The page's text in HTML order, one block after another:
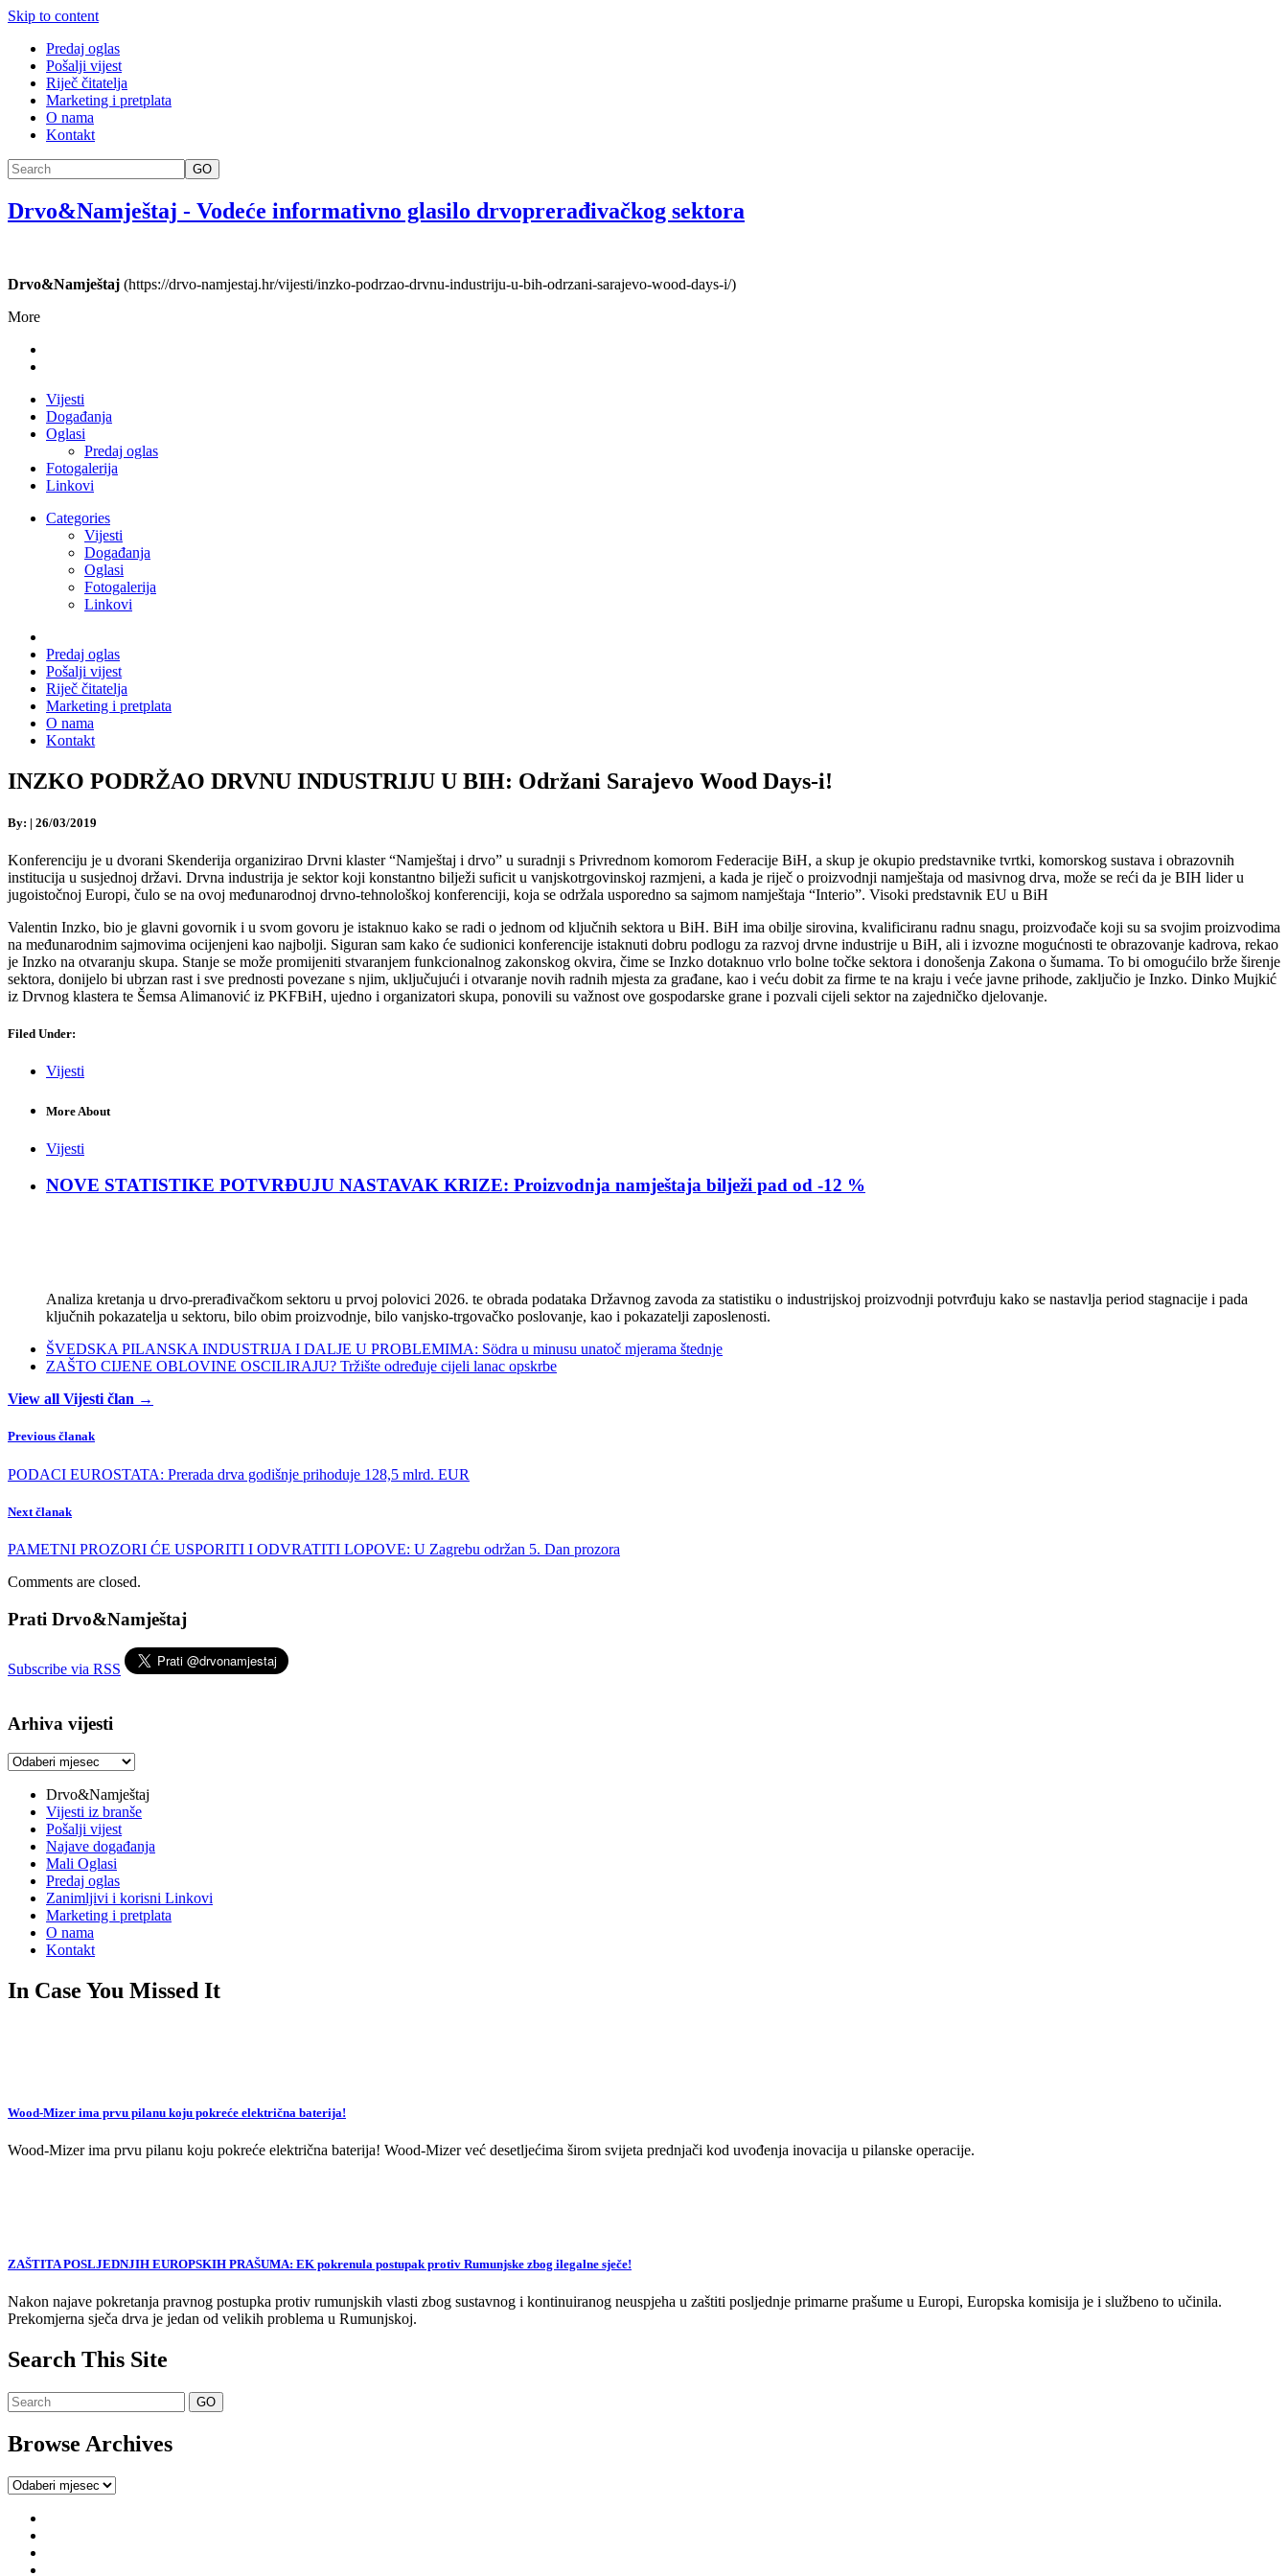
Skip to content
Predaj oglas
Pošalji vijest
Riječ čitatelja
Marketing i pretplata
O nama
Kontakt
GO
Drvo&Namještaj - Vodeće informativno glasilo drvoprerađivačkog sektora
Drvo&Namještaj (https://drvo-namjestaj.hr/vijesti/inzko-podrzao-drvnu-industriju-u-bih-odrzani-sarajevo-wood-days-i/)
More
Vijesti
Događanja
Oglasi
Predaj oglas
Fotogalerija
Linkovi
Categories
Vijesti
Događanja
Oglasi
Fotogalerija
Linkovi
Predaj oglas
Pošalji vijest
Riječ čitatelja
Marketing i pretplata
O nama
Kontakt
INZKO PODRŽAO DRVNU INDUSTRIJU U BIH: Održani Sarajevo Wood Days-i!
By: | 26/03/2019
Konferenciju je u dvorani Skenderija organizirao Drvni klaster “Namještaj i drvo” u suradnji s Privrednom komorom Federacije BiH, a skup je okupio predstavnike tvrtki, komorskog sustava i obrazovnih
institucija u susjednoj državi. Drvna industrija je sektor koji konstantno bilježi suficit u vanjskotrgovinskoj razmjeni, a kada je riječ o proizvodnji namještaja od masivnog drva, može se reći da je BIH lider u
jugoistočnoj Europi, čulo se na ovoj međunarodnoj drvno-tehnološkoj konferenciji, koja se održala usporedno sa sajmom namještaja “Interio”. Visoki predstavnik EU u BiH
Valentin Inzko, bio je glavni govornik i u svom govoru je istaknuo kako se radi o jednom od ključnih sektora u BiH. BiH ima obilje sirovina, kvalificiranu radnu snagu, proizvođače koji su sa svojim proizvodima
na međunarodnim sajmovima ocijenjeni kao najbolji. Siguran sam kako će sudionici konferencije istaknuti dobru podlogu za razvoj drvne industrije u BiH, ali i izvozne mogućnosti te obrazovanje kadrova, rekao
je Inzko na otvaranju skupa. Stanje se može promijeniti stvaranjem funkcionalnog zakonskog okvira, čime se Inzko dotaknuo vrlo bolne točke sektora i donošenja Zakona o šumama. To bi omogućilo brže širenje
sektora, donijelo bi ubrzan rast i sve prednosti povezane s njim, uključujući i otvaranje novih radnih mjesta za građane, kao i veću dobit za firme te na kraju i veće javne prihode, zaključio je Inzko. Dinko Mujkić
iz Drvnog klastera te Šemsa Alimanović iz PKFBiH, ujedno i organizatori skupa, ponovili su važnost ove gospodarske grane i pozvali cijeli sektor na zajedničko djelovanje.
Filed Under:
Vijesti
More About
Vijesti
NOVE STATISTIKE POTVRĐUJU NASTAVAK KRIZE: Proizvodnja namještaja bilježi pad od -12 %
Analiza kretanja u drvo-prerađivačkom sektoru u prvoj polovici 2026. te obrada podataka Državnog zavoda za statistiku o industrijskoj proizvodnji potvrđuju kako se nastavlja period stagnacije i pada
ključnih pokazatelja u sektoru, bilo obim proizvodnje, bilo vanjsko-trgovačko poslovanje, kao i pokazatelji zaposlenosti.
ŠVEDSKA PILANSKA INDUSTRIJA I DALJE U PROBLEMIMA: Södra u minusu unatoč mjerama štednje
ZAŠTO CIJENE OBLOVINE OSCILIRAJU? Tržište određuje cijeli lanac opskrbe
View all Vijesti član →
Previous članak
PODACI EUROSTATA: Prerada drva godišnje prihoduje 128,5 mlrd. EUR
Next članak
PAMETNI PROZORI ĆE USPORITI I ODVRATITI LOPOVE: U Zagrebu održan 5. Dan prozora
Comments are closed.
Prati Drvo&Namještaj
Subscribe via RSS
Arhiva vijesti
Arhiva
Drvo&Namještaj
Vijesti iz branše
Pošalji vijest
Najave događanja
Mali Oglasi
Predaj oglas
Zanimljivi i korisni Linkovi
Marketing i pretplata
O nama
Kontakt
In Case You Missed It
Wood-Mizer ima prvu pilanu koju pokreće električna baterija!
Wood-Mizer ima prvu pilanu koju pokreće električna baterija! Wood-Mizer već desetljećima širom svijeta prednjači kod uvođenja inovacija u pilanske operacije.
ZAŠTITA POSLJEDNJIH EUROPSKIH PRAŠUMA: EK pokrenula postupak protiv Rumunjske zbog ilegalne sječe!
Nakon najave pokretanja pravnog postupka protiv rumunjskih vlasti zbog sustavnog i kontinuiranog neuspjeha u zaštiti posljednje primarne prašume u Europi, Europska komisija je i službeno to učinila.
Prekomjerna sječa drva je jedan od velikih problema u Rumunjskoj.
Search This Site
Browse Archives
Browse